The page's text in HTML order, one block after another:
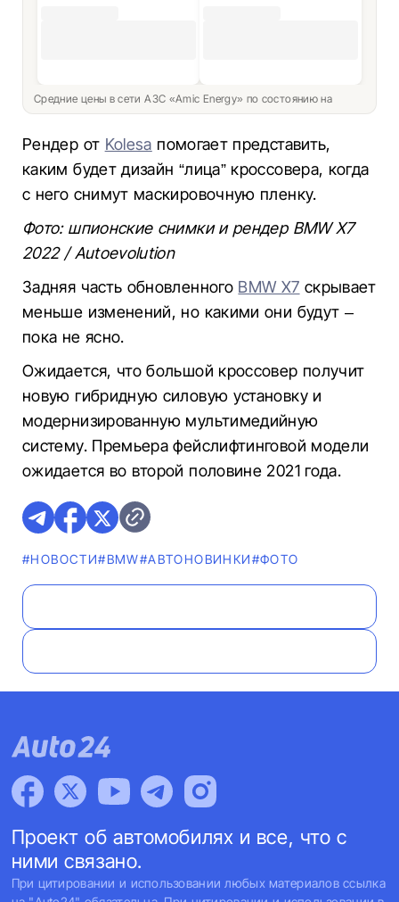
Средние цены в сети АЗС «Amic Energy» по состоянию на
Рендер от Kolesa помогает представить,
каким будет дизайн “лица” кроссовера, когда
с него снимут маскировочную пленку.
Фото: шпионские снимки и рендер BMW X7
2022 / Autoevolution
Задняя часть обновленного BMW X7 скрывает
меньше изменений, но какими они будут –
пока не ясно.
Ожидается, что большой кроссовер получит
новую гибридную силовую установку и
модернизированную мультимедийную
систему. Премьера фейслифтинговой модели
ожидается во второй половине 2021 года.
#НОВОСТИ#BMW#AВТОНОВИНКИ#ФОТО
Проект об автомобилях и все, что с
ними связано.
При цитировании и использовании любых материалов ссылка